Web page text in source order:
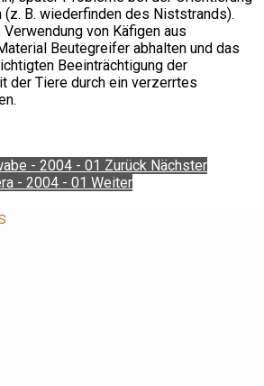
(z. B. wiederfinden des Niststrands).
von Käfigen aus
Beutegreifer abhalten und das
Beeinträchtigung der
der Tiere durch ein verzerrtes
- 2004 - 01 Zurück Nächster
- 2004 - 01 Weiter